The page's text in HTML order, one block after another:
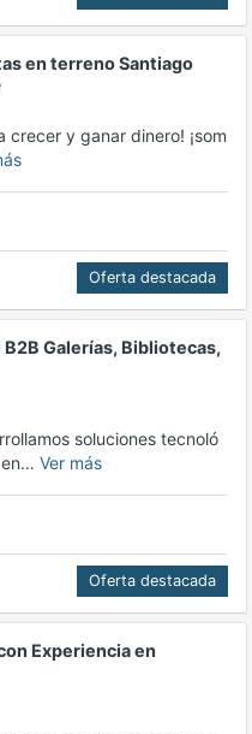
en terreno Santiago
crecer y ganar dinero! ¡som
Oferta destacada
Galerías, Bibliotecas,
soluciones tecnoló
en… Ver más
Oferta destacada
Experiencia en